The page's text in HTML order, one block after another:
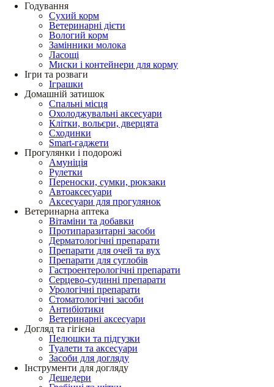
Годування
Сухий корм
Ветеринарні дієти
Вологий корм
Замінники молока
Ласощі
Миски і контейнери для корму
Ігри та розваги
Іграшки
Домашній затишок
Спальні місця
Охолоджувальні аксесуари
Клітки, вольєри, дверцята
Сходинки
Smart-гаджети
Прогулянки і подорожі
Амуніція
Рулетки
Переноски, сумки, рюкзаки
Автоаксесуари
Аксесуари для прогулянок
Ветеринарна аптека
Вітаміни та добавки
Протипаразитарні засоби
Дерматологічні препарати
Препарати для очей та вух
Препарати для суглобів
Гастроентерологічні препарати
Серцево-судинні препарати
Урологічні препарати
Стоматологічні засоби
Антибіотики
Ветеринарні аксесуари
Догляд та гігієна
Пелюшки та підгузки
Туалети та аксесуари
Засоби для догляду
Інструменти для догляду
Дешедери